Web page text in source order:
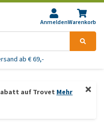
AnmeldenWarenkorb
ab € 69,-
auf Trovet Mehr